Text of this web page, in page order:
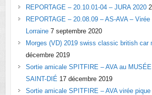
REPORTAGE – 20.10.01-04 – JURA 2020
REPORTAGE – 20.08.09 – AS-AVA –
Lorraine 7 septembre 2020
Morges (VD) 2019 swiss classic british car
décembre 2019
Sortie amicale SPITFIRE – AVA au
SAINT-DIÉ 17 décembre 2019
Sortie amicale SPITFIRE – AVA virée